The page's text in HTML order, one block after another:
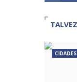
CIDADES